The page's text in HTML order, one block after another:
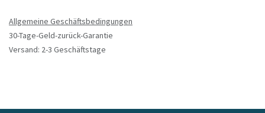
Allgemeine Geschäftsbedingungen
30-Tage-Geld-zurück-Garantie
Versand: 2-3 Geschäftstage